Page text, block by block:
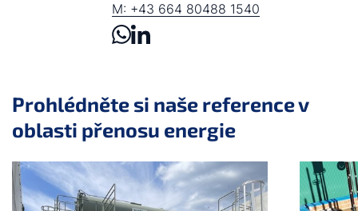
M: +43 664 80488 1540
Prohlédněte si naše reference v
oblasti přenosu energie
Přeskočit posuvník